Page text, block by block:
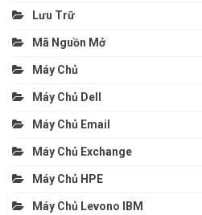
Lưu Trữ
Mã Nguồn Mở
Máy Chủ
Máy Chủ Dell
Máy Chủ Email
Máy Chủ Exchange
Máy Chủ HPE
Máy Chủ Levono IBM